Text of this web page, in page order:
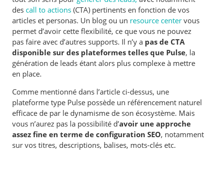
des call to actions(CTA) pertinents en fonction de vos
articles et personas. Un blog ou un resource center vous
permet d’avoir cette flexibilité, ce que vous ne pouvez
pas faire avec d’autres supports. Il n’y a pas de CTA
disponible sur des plateformes telles que Pulse, la
génération de leads étant alors plus complexe à mettre
en place.
Comme mentionné dans l’article ci-dessus, une
plateforme type Pulse possède un référencement naturel
efficace de par le dynamisme de son écosystème. Mais
vous n’aurez pas la possibilité d’avoir une approche
assez fine en terme de configuration SEO, notamment
sur vos titres, descriptions, balises, mots-clés etc.